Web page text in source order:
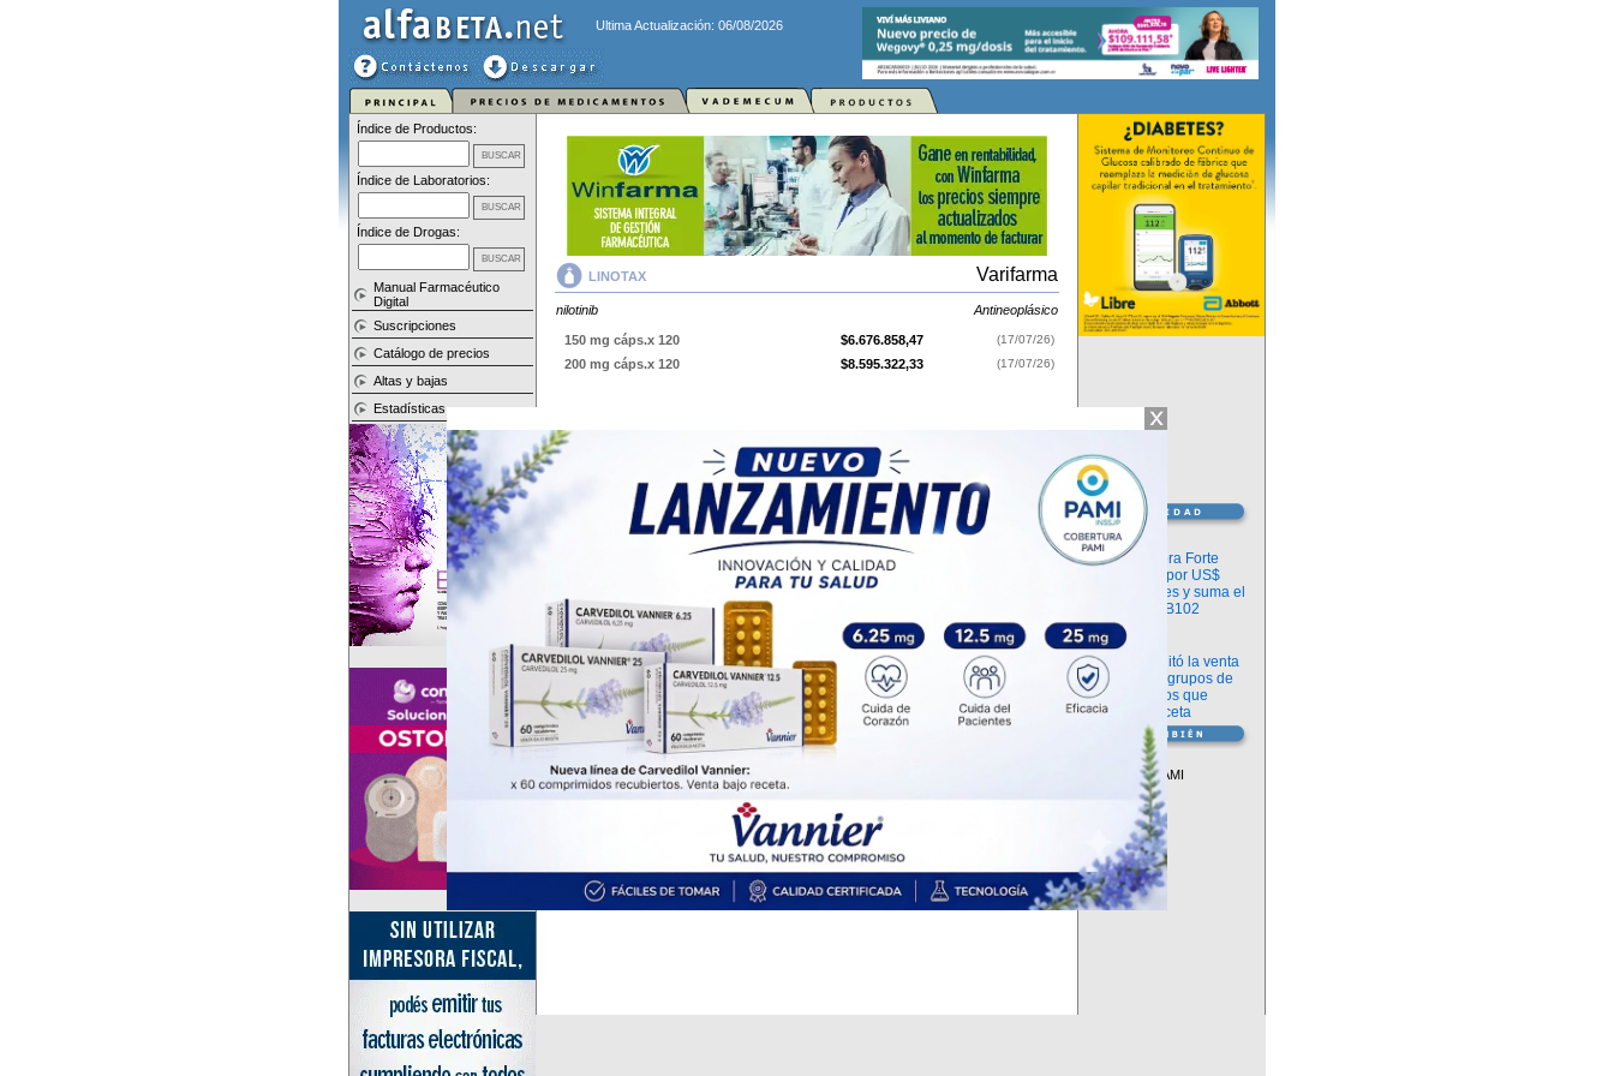
Ultima Actualización: 06/08/2026
Índice de Productos:
Índice de Laboratorios:
Índice de Drogas:
Manual Farmacéutico
Digital
Suscripciones
Catálogo de precios
Altas y bajas
Estadísticas
LINOTAX Varifarma
nilotinib Antineoplásico
150 mg cáps.x 120 $6.676.858,47 (17/07/26)
200 mg cáps.x 120 $8.595.322,33 (17/07/26)
Varifarma y cuenta con 2 presentaciones disponibles.
Explorar más
Otros productos connilotinib
Otros productos deVarifarma
Información
argenx compra Forte
Biosciences por US$
2.200 millones y suma el
anticuerpo FB102
Información
ANMAT habilitó la venta
libre de diez grupos de
medicamentos que
requerían receta
Vademécum
Descuentos PAMI